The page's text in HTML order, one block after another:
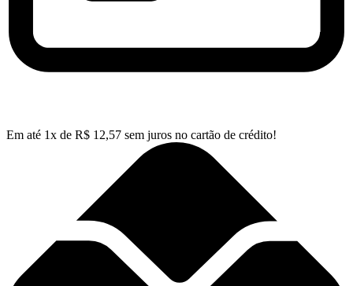
Em até 1x de R$ 12,57 sem juros no cartão de crédito!